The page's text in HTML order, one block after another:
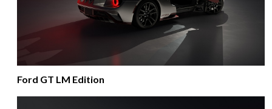
Ford GT LM Edition